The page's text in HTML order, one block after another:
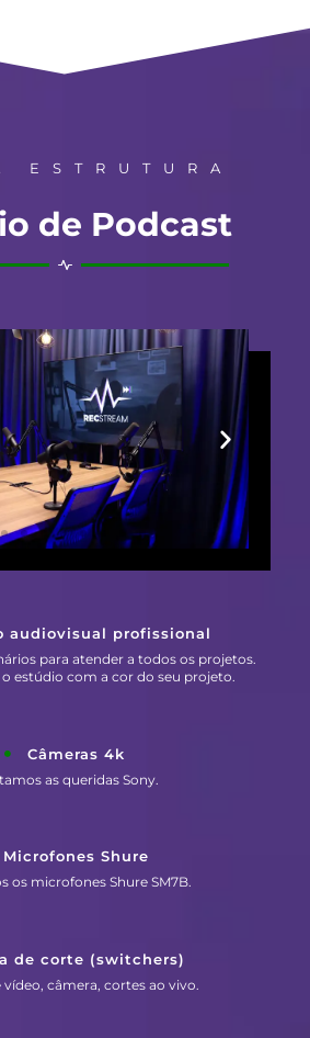
ESTRUTURA
de Podcast
audiovisual profissional
para atender a todos os projetos.
estúdio com a cor do seu projeto.
Câmeras 4k
as queridas Sony.
Microfones Shure
os microfones Shure SM7B.
de corte (switchers)
vídeo, câmera, cortes ao vivo.